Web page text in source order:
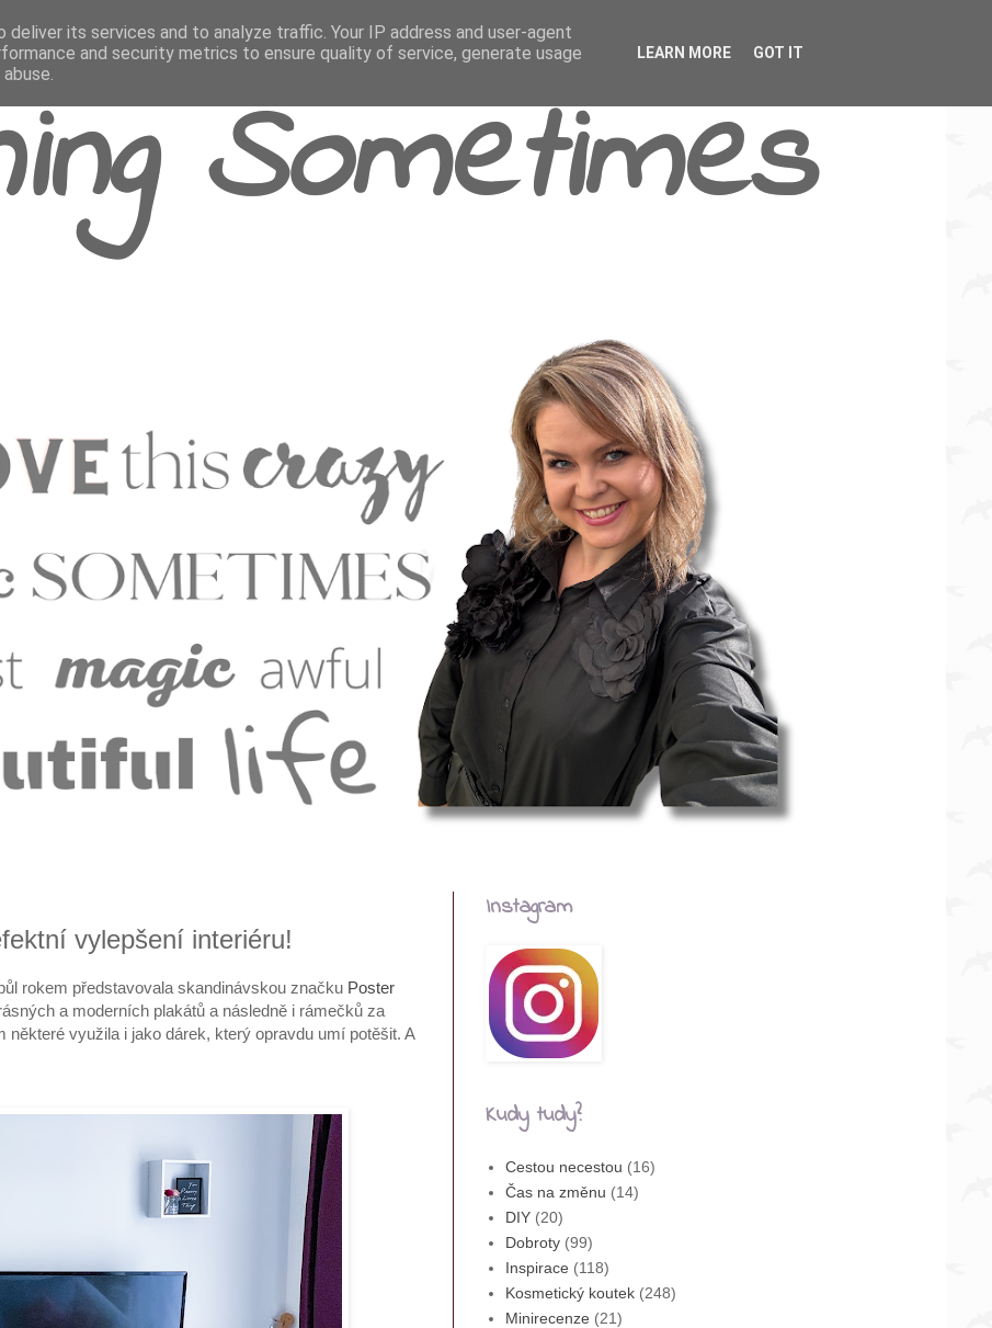
Sometimes
vylepšení interiéru!
rokem představovala skandinávskou značku Poster
a moderních plakátů a následně i rámečků za
využila i jako dárek, který opravdu umí potěšit. A
Instagram
Kudy tudy?
Cestou necestou (16)
Čas na změnu (14)
DIY (20)
Dobroty (99)
Inspirace (118)
Kosmetický koutek (248)
Minirecenze (21)
its services and to analyze traffic. Your IP address and user-agent
and security metrics to ensure quality of service, generate usage
LEARN MORE GOT IT